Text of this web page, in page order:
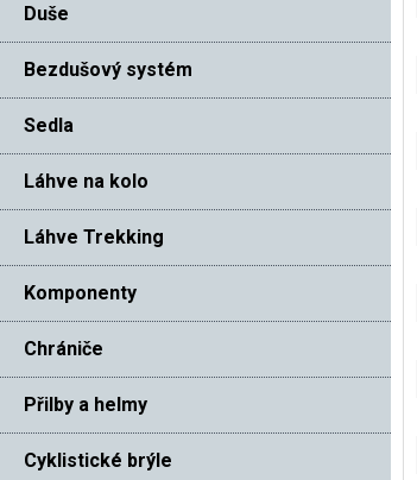
Duše
Bezdušový systém
Sedla
Láhve na kolo
Láhve Trekking
Komponenty
Chrániče
Přilby a helmy
Cyklistické brýle